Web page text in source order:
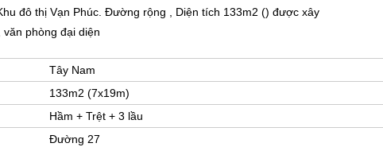
đô thị Vạn Phúc. Đường rộng , Diện tích 133m2 () được xây
phòng đại diện
Tây Nam
133m2 (7x19m)
Hầm + Trệt + 3 lầu
Đường 27